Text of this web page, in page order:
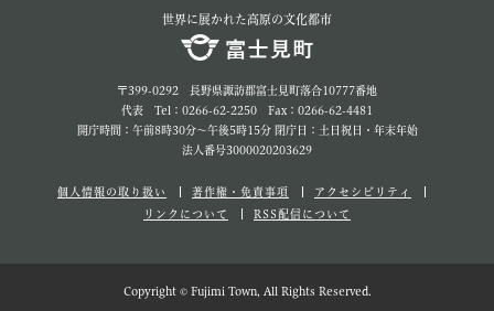
世界に展かれた高原の文化都市
〒399-0292 長野県諏訪郡富士見町落合10777番地
代表 Tel：0266-62-2250 Fax：0266-62-4481
開庁時間：午前8時30分～午後5時15分 閉庁日：土日祝日・年末年始
法人番号3000020203629
個人情報の取り扱い 著作権・免責事項
アクセシビリティ
リンクについて
RSS配信について
Copyright © Fujimi Town, All Rights Reserved.